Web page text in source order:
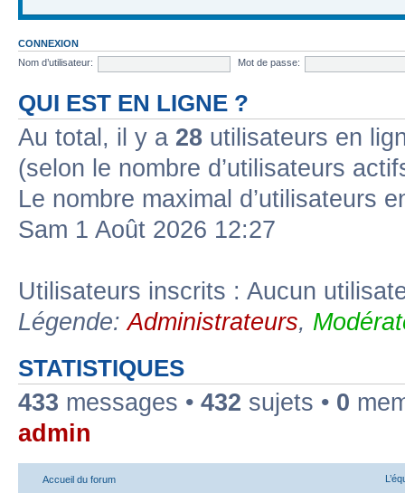
CONNEXION
Nom d’utilisateur:
Mot de passe:
QUI EST EN LIGNE ?
Au total, il y a 28 utilisateurs en
(selon le nombre d’utilisateurs
Le nombre maximal d’utilisateurs
Sam 1 Août 2026 12:27
Utilisateurs inscrits : Aucun
Légende:Administrateurs,
STATISTIQUES
433 messages • 432 sujets • 0
admin
Accueil du forum